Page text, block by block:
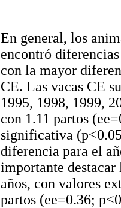
En general, los
encontró
con la mayor
CE. Las vacas CE
1995, 1998, 1999,
con 1.11 partos
significativa
diferencia para el
importante
años, con valores
partos (ee=0.36;